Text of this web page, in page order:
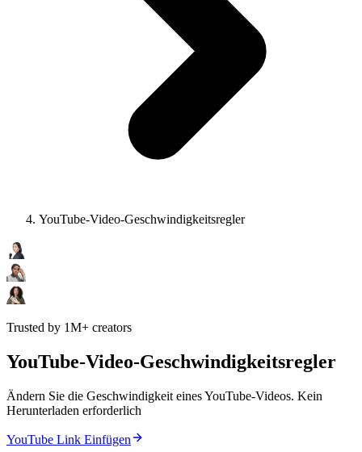
YouTube-Video-Geschwindigkeitsregler
Trusted by 1M+ creators
YouTube-Video-Geschwindigkeitsregler
Ändern Sie die Geschwindigkeit eines YouTube-Videos. Kein
Herunterladen erforderlich
YouTube Link Einfügen